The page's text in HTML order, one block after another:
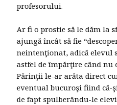
profesorului.
Ar fi o prostie să le dăm la
ajungă încât să fie
neintenţionat, adică elevul
astfel de împărţire când nu
Părinţii le-ar arăta direct
eventual bucuroşi fiind că-
de fapt spulberându-le